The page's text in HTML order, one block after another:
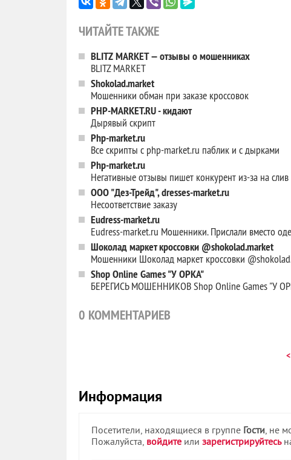
ЧИТАЙТЕ ТАКЖЕ
BLITZ MARKET — отзывы о мошенниках
BLITZ MARKET
Shokolad.market
Мошенники обман при заказе кроссовок
PHP-MARKET.RU - кидают
Дырявый скрипт
Php-market.ru
Все скрипты с php-market.ru паблик и с дырками
Php-market.ru
Негативные отзывы пишет конкурент из-за на
ООО "Дез-Трейд", dresses-market.ru
Несоответствие заказу
Eudress-market.ru
Eudress-market.ru Мошенники. Прислали вместо
Шоколад маркет кроссовки @shokolad.market
Мошенники Шоколад маркет кроссовки
Shop Online Games "У ОРКА"
БЕРЕГИСЬ МОШЕННИКОВ Shop Online Games "У
0 КОММЕНТАРИЕВ
<
Информация
Посетители, находящиеся в группе Гости, не
Пожалуйста, войдите или зарегистрируйтесь